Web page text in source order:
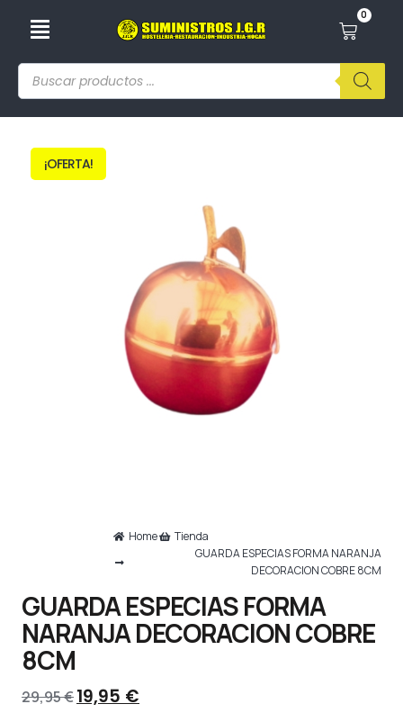
0
¡OFERTA!
Home
Tienda
GUARDA ESPECIAS FORMA NARANJA
DECORACION COBRE 8CM
GUARDA ESPECIAS FORMA
NARANJA DECORACION COBRE
8CM
29,95€19,95 €